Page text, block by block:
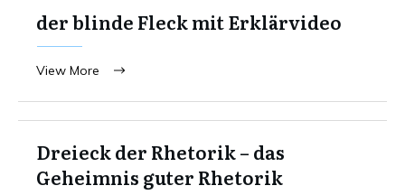
der blinde Fleck mit Erklärvideo
View More
Dreieck der Rhetorik – das
Geheimnis guter Rhetorik